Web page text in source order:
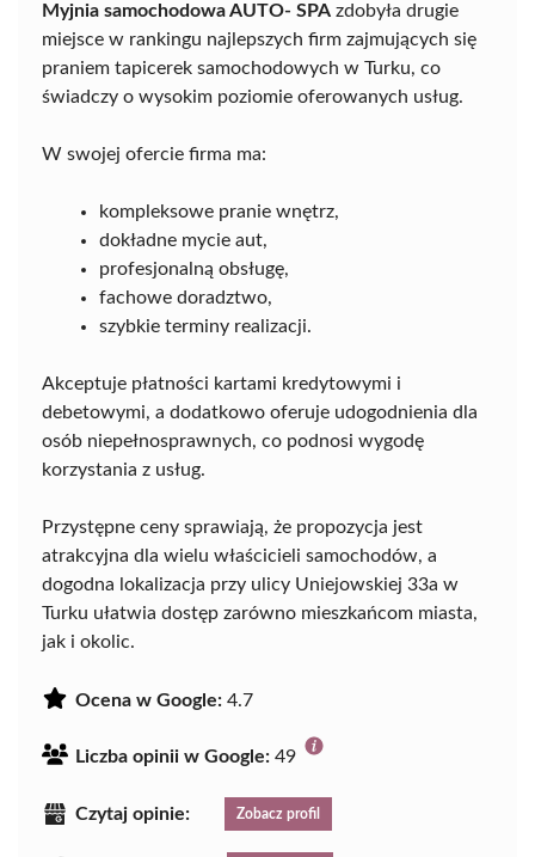
Myjnia samochodowa AUTO- SPA zdobyła drugie
miejsce w rankingu najlepszych firm zajmujących się
praniem tapicerek samochodowych w Turku, co
świadczy o wysokim poziomie oferowanych usług.
W swojej ofercie firma ma:
kompleksowe pranie wnętrz,
dokładne mycie aut,
profesjonalną obsługę,
fachowe doradztwo,
szybkie terminy realizacji.
Akceptuje płatności kartami kredytowymi i
debetowymi, a dodatkowo oferuje udogodnienia dla
osób niepełnosprawnych, co podnosi wygodę
korzystania z usług.
Przystępne ceny sprawiają, że propozycja jest
atrakcyjna dla wielu właścicieli samochodów, a
dogodna lokalizacja przy ulicy Uniejowskiej 33a w
Turku ułatwia dostęp zarówno mieszkańcom miasta,
jak i okolic.
Ocena w Google: 4.7
Liczba opinii w Google: 49
Czytaj opinie: Zobacz profil